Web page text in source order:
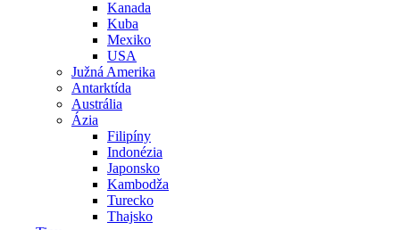
Kanada
Kuba
Mexiko
USA
Južná Amerika
Antarktída
Austrália
Ázia
Filipíny
Indonézia
Japonsko
Kambodža
Turecko
Thajsko